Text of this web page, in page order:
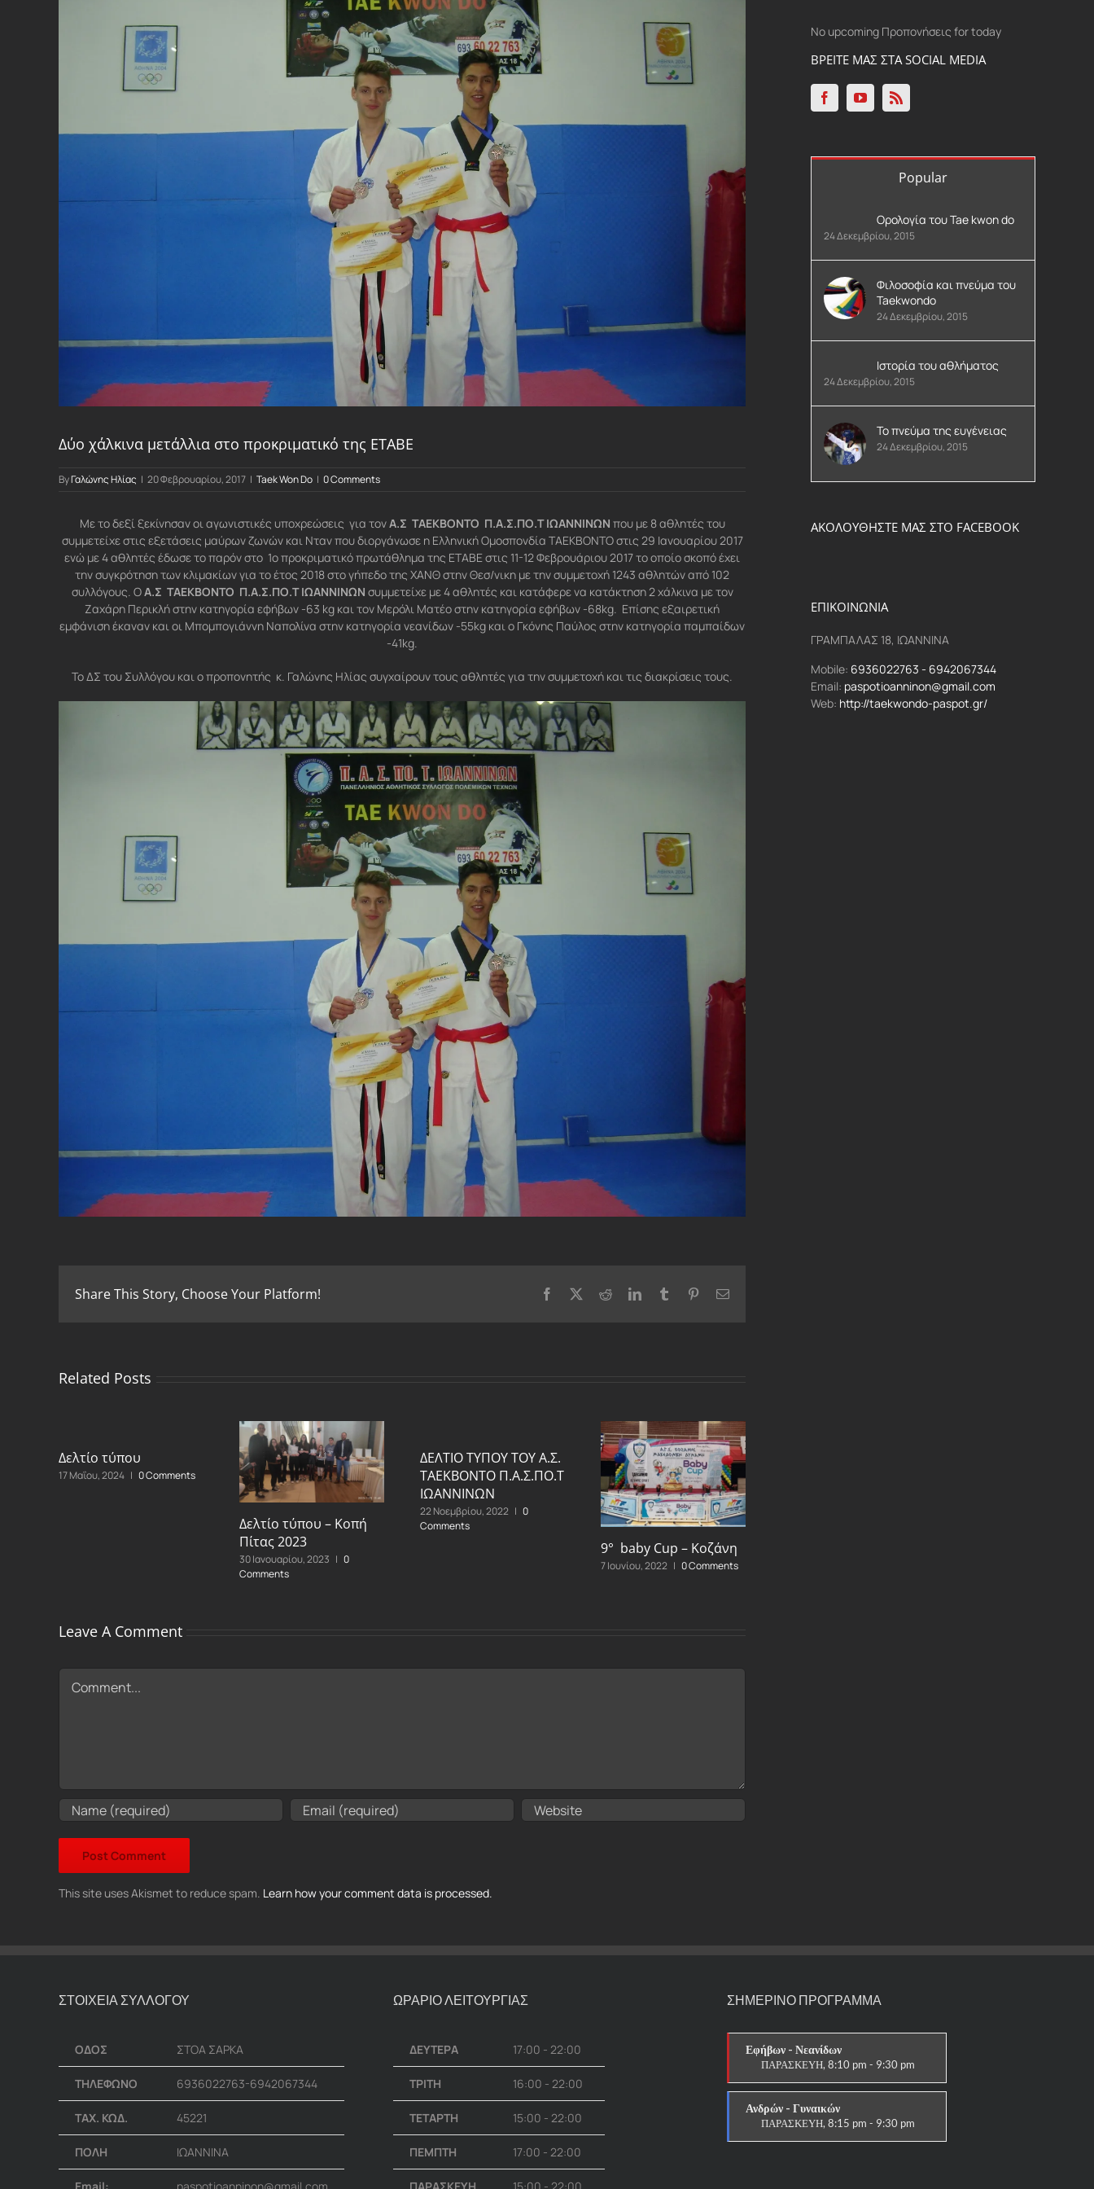
Δύο χάλκινα μετάλλια στο προκριματικό της ΕΤΑΒΕ
ByΓαλώνης Ηλίας | 20 Φεβρουαρίου, 2017 | Taek Won Do | 0 Comments
Με το δεξί ξεκίνησαν οι αγωνιστικές υποχρεώσεις για τονΑ.Σ ΤΑΕΚΒΟΝΤΟ Π.Α.Σ.ΠΟ.Τ ΙΩΑΝΝΙΝΩΝ που με 8 αθλητές του
συμμετείχε στις εξετάσεις μαύρων ζωνών και Νταν που διοργάνωσε η Ελληνική Ομοσπονδία ΤΑΕΚΒΟΝΤΟ στις 29 Ιανουαρίου 2017
ενώ με 4 αθλητές έδωσε το παρόν στο 1ο προκριματικό πρωτάθλημα της ΕΤΑΒΕ στις 11-12 Φεβρουάριου 2017 το οποίο σκοπό έχει
την συγκρότηση των κλιμακίων για το έτος 2018 στο γήπεδο της ΧΑΝΘ στην Θεσ/νικη με την συμμετοχή 1243 αθλητών από 102
συλλόγους. ΟΑ.Σ ΤΑΕΚΒΟΝΤΟ Π.Α.Σ.ΠΟ.Τ ΙΩΑΝΝΙΝΩΝ συμμετείχε με 4 αθλητές και κατάφερε να κατάκτηση 2 χάλκινα με τον
Ζαχάρη Περικλή στην κατηγορία εφήβων -63 kg και τον Μερόλι Ματέο στην κατηγορία εφήβων -68kg. Επίσης εξαιρετική
εμφάνιση έκαναν και οι Μπομπογιάννη Ναπολίνα στην κατηγορία νεανίδων -55kg και ο Γκόνης Παύλος στην κατηγορία παμπαίδων
-41kg.
Το ΔΣ του Συλλόγου και ο προπονητής κ. Γαλώνης Ηλίας συγχαίρουν τους αθλητές για την συμμετοχή και τις διακρίσεις τους.
Share This Story, Choose Your Platform! Facebook RedditLinkedInTumblr PinterestEmail
Related Posts
Δελτίο τύπου
17 Μαΐου, 2024 | 0 Comments
Δελτίο τύπου – Κοπή
Πίτας 2023
30 Ιανουαρίου, 2023 | 0
Comments
ΔΕΛΤΙΟ ΤΥΠΟΥ ΤΟΥ Α.Σ.
ΤΑΕΚΒΟΝΤΟ Π.Α.Σ.ΠΟ.Τ
ΙΩΑΝΝΙΝΩΝ
22 Νοεμβρίου, 2022 | 0
Comments
9° baby Cup – Κοζάνη
7 Ιουνίου, 2022 | 0 Comments
Leave A Comment
Comment
This site uses Akismet to reduce spam. Learn how your comment data is processed.
No upcoming Προπονήσεις for today
ΒΡΕΙΤΕ ΜΑΣ ΣΤΑ SOCIAL MEDIA
Popular
Ορολογία του Tae kwon do
24 Δεκεμβρίου, 2015
Φιλοσοφία και πνεύμα του
Taekwondo
24 Δεκεμβρίου, 2015
Ιστορία του αθλήματος
24 Δεκεμβρίου, 2015
Το πνεύμα της ευγένειας
24 Δεκεμβρίου, 2015
ΑΚΟΛΟΥΘΗΣΤΕ ΜΑΣ ΣΤΟ FACEBOOK
ΕΠΙΚΟΙΝΩΝΙΑ
ΓΡΑΜΠΑΛΑΣ 18, ΙΩΑΝΝΙΝΑ
Mobile: 6936022763 - 6942067344
Email: paspotioanninon@gmail.com
Web: http://taekwondo-paspot.gr/
ΣΤΟΙΧΕΙΑ ΣΥΛΛΟΓΟΥ
ΟΔΟΣ ΣΤΟΑ ΣΑΡΚΑ
ΤΗΛΕΦΩΝΟ 6936022763-6942067344
ΤΑΧ. ΚΩΔ. 45221
ΠΟΛΗ ΙΩΑΝΝΙΝΑ
ΩΡΑΡΙΟ ΛΕΙΤΟΥΡΓΙΑΣ
ΔΕΥΤΕΡΑ 17:00 - 22:00
ΤΡΙΤΗ 16:00 - 22:00
ΤΕΤΑΡΤΗ 15:00 - 22:00
ΠΕΜΠΤΗ 17:00 - 22:00
ΣΗΜΕΡΙΝΟ ΠΡΟΓΡΑΜΜΑ
Εφήβων - Νεανίδων
ΠΑΡΑΣΚΕΥΗ, 8:10 pm - 9:30 pm
Ανδρών - Γυναικών
ΠΑΡΑΣΚΕΥΗ, 8:15 pm - 9:30 pm